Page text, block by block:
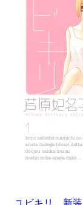
ユビキリ 新装